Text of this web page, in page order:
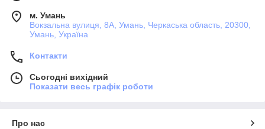
м. Умань
Вокзальна вулиця, 8А, Умань, Черкаська область, 20300,
Умань, Україна
Контакти
Сьогодні вихідний
Показати весь графік роботи
Про нас